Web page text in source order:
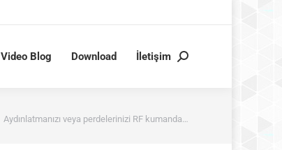
Video Blog Download İletişim Search:
Aydınlatmanızı veya perdelerinizi RF kumanda…